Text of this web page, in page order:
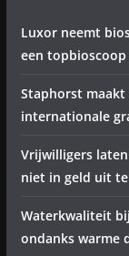
Luxor neemt
een topbioscoop
Staphorst
internationale
Vrijwilligers
niet in geld uit
Waterkwaliteit
ondanks warme